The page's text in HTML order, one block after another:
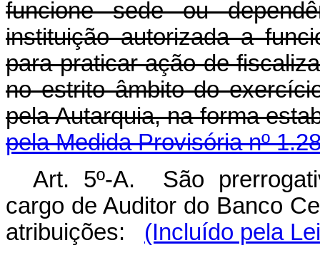
funcione sede ou
instituição autorizada a
para praticar ação de
no estrito âmbito do
pela Autarquia, na forma
pela Medida Provisória nº
Art. 5º-A. São
cargo de Auditor do Banco
atribuições: (Incluído pela